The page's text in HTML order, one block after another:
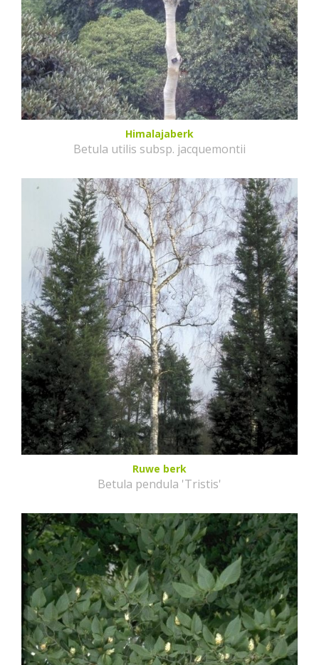
Himalajaberk
Betula utilis subsp. jacquemontii
Ruwe berk
Betula pendula 'Tristis'